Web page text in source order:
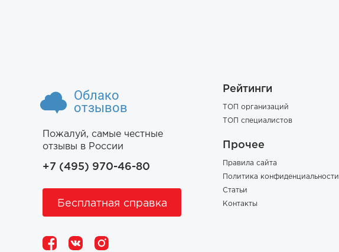
Облако
отзывов
Пожалуй, самые честные
отзывы в России
+7 (495) 970-46-80
Бесплатная справка
Рейтинги
ТОП организаций
ТОП специалистов
Прочее
Правила сайта
Политика конфиденциальности
Статьи
Контакты